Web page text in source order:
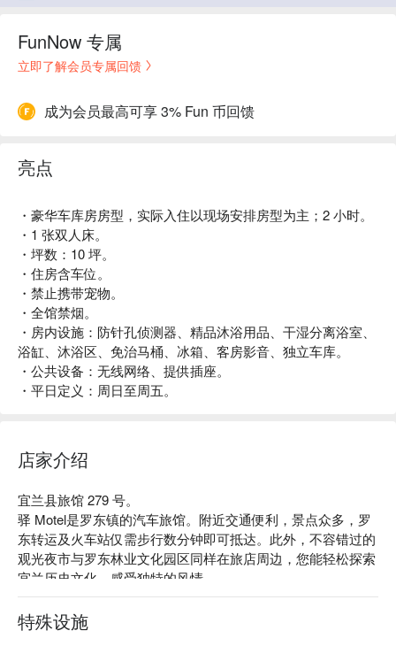
FunNow 专属
立即了解会员专属回馈
成为会员最高可享 3% Fun 币回馈
亮点
・豪华车库房房型，实际入住以现场安排房型为主；2 小时。
・1 张双人床。
・坪数：10 坪。
・住房含车位。
・禁止携带宠物。
・全馆禁烟。
・房内设施：防针孔侦测器、精品沐浴用品、干湿分离浴室、
浴缸、沐浴区、免治马桶、冰箱、客房影音、独立车库。
・公共设备：无线网络、提供插座。
・平日定义：周日至周五。
店家介绍
宜兰县旅馆 279 号。
驿 Motel是罗东镇的汽车旅馆。附近交通便利，景点众多，罗
东转运及火车站仅需步行数分钟即可抵达。此外，不容错过的
观光夜市与罗东林业文化园区同样在旅店周边，您能轻松探索
宜兰历史文化，感受独特的风情。
驿 Motel评价：网友好评推荐
驿 Motel推荐：全新装潢的旅店，每个房型都经过精心设计，
温馨风格搭配摩登设施，融合了时尚与舒适，无论是商务旅行
特殊设施